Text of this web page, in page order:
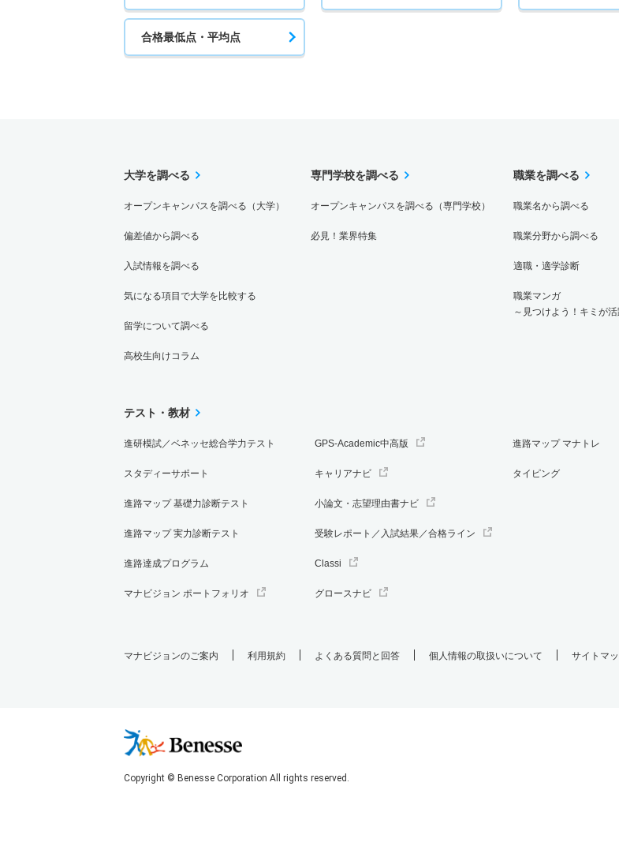
合格最低点・平均点
大学を調べる
オープンキャンパスを調べる（大学）
偏差値から調べる
入試情報を調べる
気になる項目で大学を比較する
留学について調べる
高校生向けコラム
専門学校を調べる
オープンキャンパスを調べる（専門学校）
必見！業界特集
職業を調べる
職業名から調べる
職業分野から調べる
適職・適学診断
職業マンガ
～見つけよう！キミが
テスト・教材
進研模試／ベネッセ総合学力テスト
スタディーサポート
進路マップ 基礎力診断テスト
進路マップ 実力診断テスト
進路達成プログラム
マナビジョン ポートフォリオ
GPS-Academic中高版
キャリアナビ
小論文・志望理由書ナビ
受験レポート／入試結果／合格ライン
Classi
グロースナビ
進路マップ マナトレ
タイピング
マナビジョンのご案内 利用規約 よくある質問と回答 個人情報の取扱いについて サイトマ
Copyright © Benesse Corporation All rights reserved.